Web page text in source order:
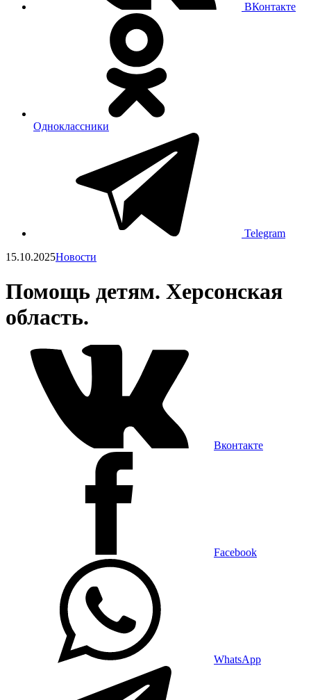
ВКонтакте
Одноклассники
Telegram
15.10.2025Новости
Помощь детям. Херсонская
область.
Вконтакте
Facebook
WhatsApp